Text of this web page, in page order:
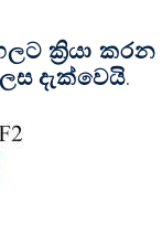
ක්‍රියා කරන
දැක්වෙයි.